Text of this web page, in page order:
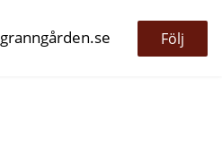
granngården.se Följ